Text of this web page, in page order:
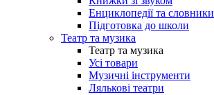
Енциклопедії та словники
Підготовка до школи
Театр та музика
Театр та музика
Усі товари
Музичні інструменти
Лялькові театри